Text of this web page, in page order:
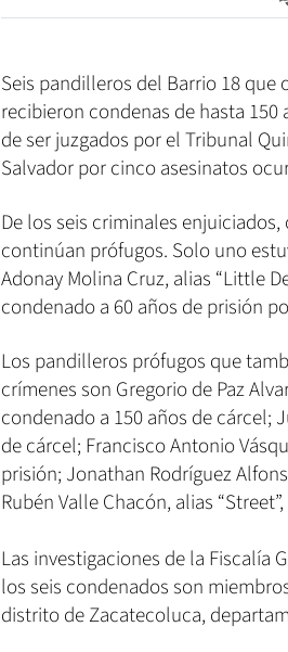
Seis pandilleros del Barrio 18 que
recibieron condenas de hasta
de ser juzgados por el Tribunal
Salvador por cinco asesinatos
De los seis criminales
continúan prófugos. Solo uno
Adonay Molina Cruz, alias “Little
condenado a 60 años de prisión
Los pandilleros prófugos que
crímenes son Gregorio de Paz
condenado a 150 años de cárcel;
de cárcel; Francisco Antonio
prisión; Jonathan Rodríguez
Rubén Valle Chacón, alias
Las investigaciones de la Fiscalía
los seis condenados son
distrito de Zacatecoluca,